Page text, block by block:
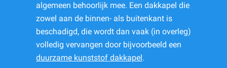
algemeen behoorlijk mee. Een dakkapel die
zowel aan de binnen- als buitenkant is
beschadigd, die wordt dan vaak (in overleg)
volledig vervangen door bijvoorbeeld een
duurzame kunststof dakkapel .